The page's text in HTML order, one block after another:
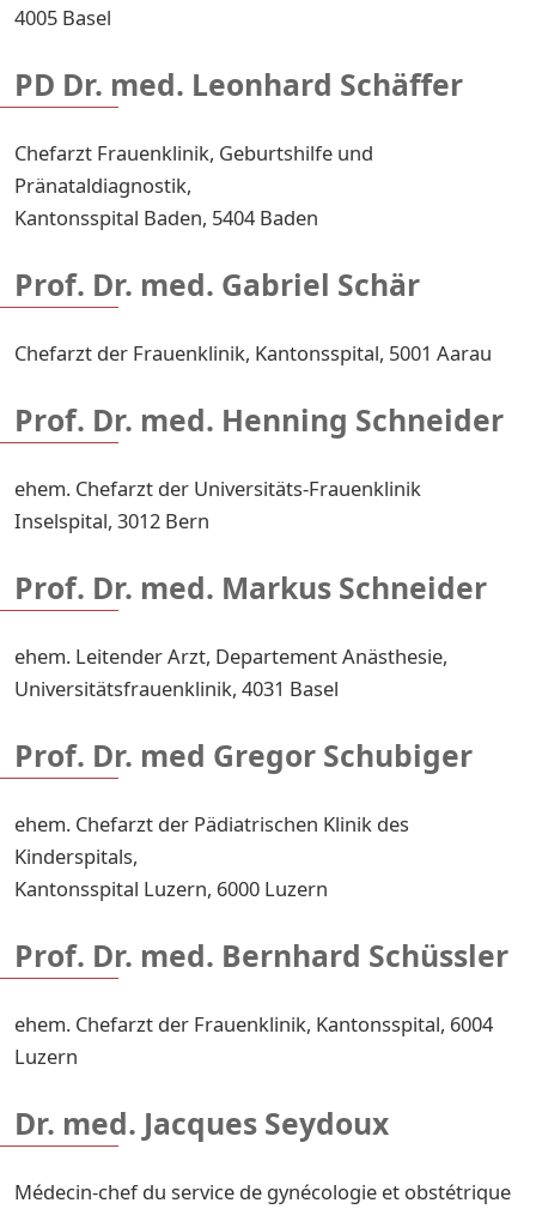
4005 Basel
PD Dr. med. Leonhard Schäffer
Chefarzt Frauenklinik, Geburtshilfe und
Pränataldiagnostik,
Kantonsspital Baden, 5404 Baden
Prof. Dr. med. Gabriel Schär
Chefarzt der Frauenklinik, Kantonsspital, 5001 Aarau
Prof. Dr. med. Henning Schneider
ehem. Chefarzt der Universitäts-Frauenklinik
Inselspital, 3012 Bern
Prof. Dr. med. Markus Schneider
ehem. Leitender Arzt, Departement Anästhesie,
Universitätsfrauenklinik, 4031 Basel
Prof. Dr. med Gregor Schubiger
ehem. Chefarzt der Pädiatrischen Klinik des
Kinderspitals,
Kantonsspital Luzern, 6000 Luzern
Prof. Dr. med. Bernhard Schüssler
ehem. Chefarzt der Frauenklinik, Kantonsspital, 6004
Luzern
Dr. med. Jacques Seydoux
Médecin-chef du service de gynécologie et obstétrique